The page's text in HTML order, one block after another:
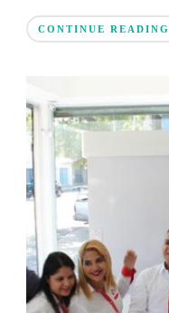
CONTINUE READING